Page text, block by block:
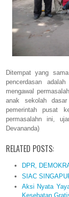
Ditempat yang
pencerdasan
mengawal
anak sekolah
pemerintah pusat
permasalahn ini,
Devananda)
RELATED POSTS:
DPR,
SIAC
Aksi Nyata
Kesehatan